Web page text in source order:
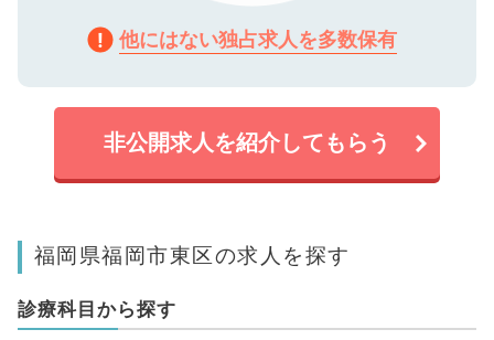
他にはない独占求人を多数保有
非公開求人を紹介してもらう
福岡県福岡市東区の求人を探す
診療科目から探す